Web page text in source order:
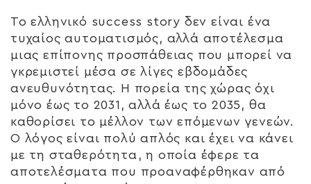
Το ελληνικό success story δεν είναι ένα
τυχαίος αυτοματισμός, αλλά αποτέλεσμα
μιας επίπονης προσπάθειας που μπορεί να
γκρεμιστεί μέσα σε λίγες εβδομάδες
ανευθυνότητας. Η πορεία της χώρας όχι
μόνο έως το 2031, αλλά έως το 2035, θα
καθορίσει το μέλλον των επόμενων γενεών.
Ο λόγος είναι πολύ απλός και έχει να κάνει
με τη σταθερότητα, η οποία έφερε τα
αποτελέσματα που προαναφέρθηκαν από